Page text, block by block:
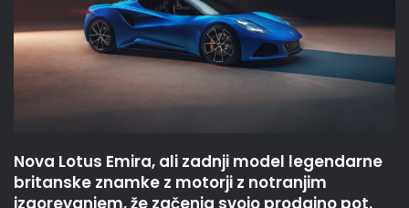
Nova Lotus Emira, ali zadnji model legendarne
britanske znamke z motorji z notranjim